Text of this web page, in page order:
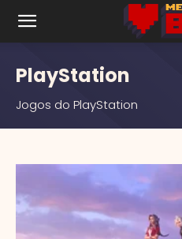
PlayStation
Jogos do PlayStation